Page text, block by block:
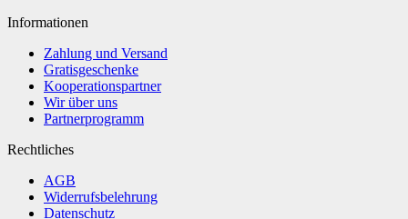
Informationen
Zahlung und Versand
Gratisgeschenke
Kooperationspartner
Wir über uns
Partnerprogramm
Rechtliches
AGB
Widerrufsbelehrung
Datenschutz